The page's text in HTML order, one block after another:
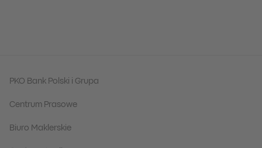
PKO Bank Polski i Grupa
Centrum Prasowe
Biuro Maklerskie